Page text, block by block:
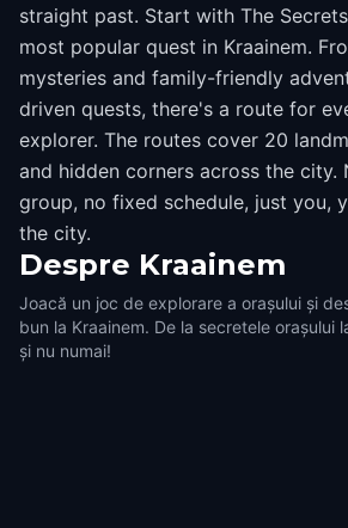
straight past. Start with The
most popular quest in Kraainem.
mysteries and family-friendly
driven quests, there's a route for
explorer. The routes cover 20
and hidden corners across the city.
group, no fixed schedule, just you,
the city.
Despre Kraainem
Joacă un joc de explorare a orașului și
bun la Kraainem. De la secretele orașului
și nu numai!